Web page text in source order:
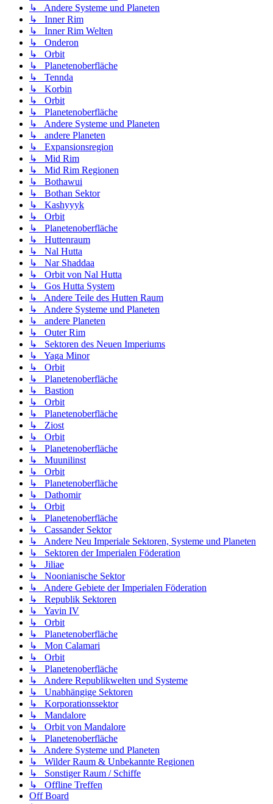
↳ Andere Systeme und Planeten
↳ Inner Rim
↳ Inner Rim Welten
↳ Onderon
↳ Orbit
↳ Planetenoberfläche
↳ Tennda
↳ Korbin
↳ Orbit
↳ Planetenoberfläche
↳ Andere Systeme und Planeten
↳ andere Planeten
↳ Expansionsregion
↳ Mid Rim
↳ Mid Rim Regionen
↳ Bothawui
↳ Bothan Sektor
↳ Kashyyyk
↳ Orbit
↳ Planetenoberfläche
↳ Huttenraum
↳ Nal Hutta
↳ Nar Shaddaa
↳ Orbit von Nal Hutta
↳ Gos Hutta System
↳ Andere Teile des Hutten Raum
↳ Andere Systeme und Planeten
↳ andere Planeten
↳ Outer Rim
↳ Sektoren des Neuen Imperiums
↳ Yaga Minor
↳ Orbit
↳ Planetenoberfläche
↳ Bastion
↳ Orbit
↳ Planetenoberfläche
↳ Ziost
↳ Orbit
↳ Planetenoberfläche
↳ Muunilinst
↳ Orbit
↳ Planetenoberfläche
↳ Dathomir
↳ Orbit
↳ Planetenoberfläche
↳ Cassander Sektor
↳ Andere Neu Imperiale Sektoren, Systeme und Planeten
↳ Sektoren der Imperialen Föderation
↳ Jiliae
↳ Noonianische Sektor
↳ Andere Gebiete der Imperialen Föderation
↳ Republik Sektoren
↳ Yavin IV
↳ Orbit
↳ Planetenoberfläche
↳ Mon Calamari
↳ Orbit
↳ Planetenoberfläche
↳ Andere Republikwelten und Systeme
↳ Unabhängige Sektoren
↳ Korporationssektor
↳ Mandalore
↳ Orbit von Mandalore
↳ Planetenoberfläche
↳ Andere Systeme und Planeten
↳ Wilder Raum & Unbekannte Regionen
↳ Sonstiger Raum / Schiffe
↳ Offline Treffen
Off Board